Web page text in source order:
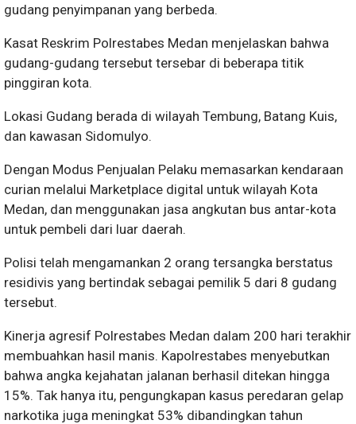
gudang penyimpanan yang berbeda.
​Kasat Reskrim Polrestabes Medan menjelaskan bahwa
gudang-gudang tersebut tersebar di beberapa titik
pinggiran kota.
​Lokasi Gudang berada di wilayah Tembung, Batang Kuis,
dan kawasan Sidomulyo.
Dengan ​Modus Penjualan Pelaku memasarkan kendaraan
curian melalui Marketplace digital untuk wilayah Kota
Medan, dan menggunakan jasa angkutan bus antar-kota
untuk pembeli dari luar daerah.
​Polisi telah mengamankan 2 orang tersangka berstatus
residivis yang bertindak sebagai pemilik 5 dari 8 gudang
tersebut.
​Kinerja agresif Polrestabes Medan dalam 200 hari terakhir
membuahkan hasil manis. Kapolrestabes menyebutkan
bahwa angka kejahatan jalanan berhasil ditekan hingga
15%. Tak hanya itu, pengungkapan kasus peredaran gelap
narkotika juga meningkat 53% dibandingkan tahun